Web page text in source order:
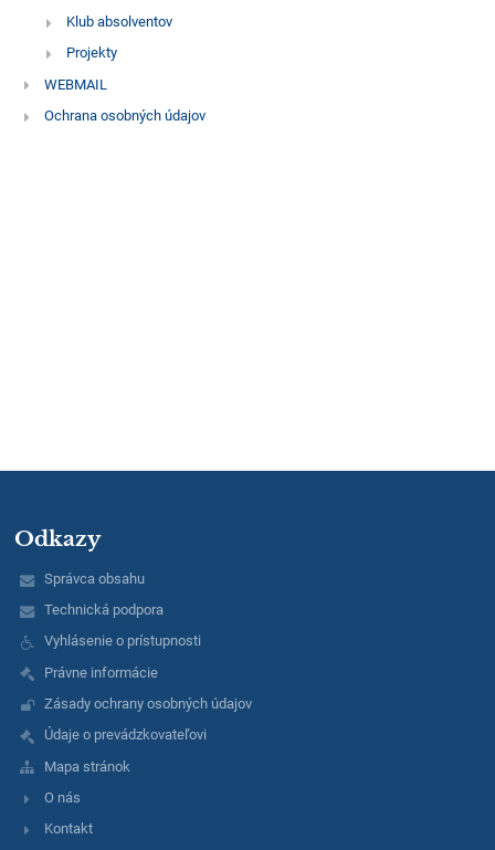
Klub absolventov
Projekty
WEBMAIL
Ochrana osobných údajov
Odkazy
Správca obsahu
Technická podpora
Vyhlásenie o prístupnosti
Právne informácie
Zásady ochrany osobných údajov
Údaje o prevádzkovateľovi
Mapa stránok
O nás
Kontakt